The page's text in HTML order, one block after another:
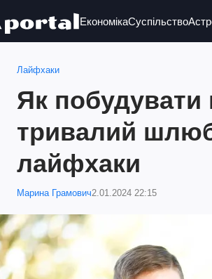
ЕкономікаСуспільство
Лайфхаки
Як побудувати
тривалий
лайфхаки
Марина Грамович2.01.2024 22:15